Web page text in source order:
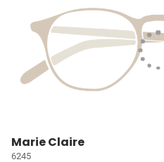
Marie Claire
6245